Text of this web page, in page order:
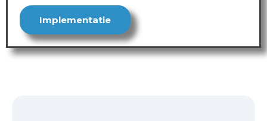
Implementatie